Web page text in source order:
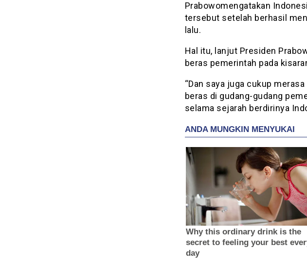
Prabowomengatakan
tersebut setelah berhasil
lalu.
Hal itu, lanjut Presiden
beras pemerintah pada
“Dan saya juga cukup
beras di gudang-gudang
selama sejarah berdirinya